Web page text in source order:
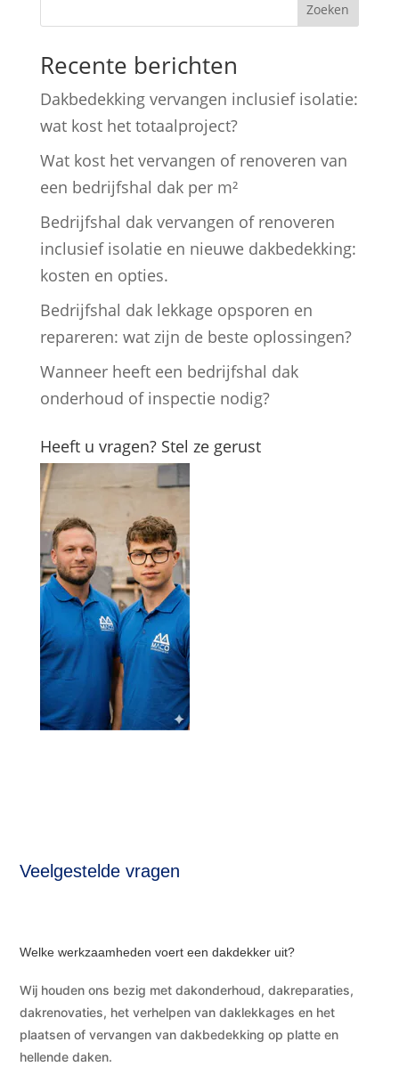
Zoeken
Recente berichten
Dakbedekking vervangen inclusief isolatie:
wat kost het totaalproject?
Wat kost het vervangen of renoveren van
een bedrijfshal dak per m²
Bedrijfshal dak vervangen of renoveren
inclusief isolatie en nieuwe dakbedekking:
kosten en opties.
Bedrijfshal dak lekkage opsporen en
repareren: wat zijn de beste oplossingen?
Wanneer heeft een bedrijfshal dak
onderhoud of inspectie nodig?
Heeft u vragen? Stel ze gerust
Veelgestelde vragen
Welke werkzaamheden voert een dakdekker uit?
Wij houden ons bezig met dakonderhoud, dakreparaties,
dakrenovaties, het verhelpen van daklekkages en het
plaatsen of vervangen van dakbedekking op platte en
hellende daken.